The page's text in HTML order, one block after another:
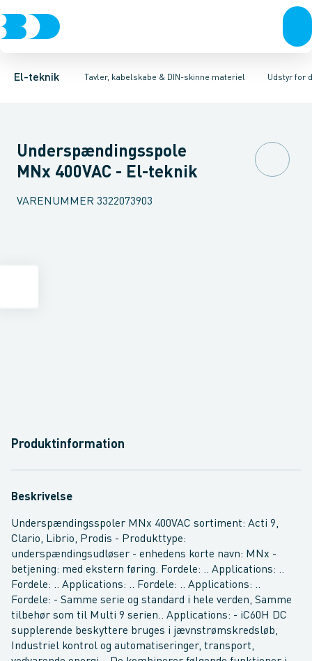
El-teknik Tavler, kabelskabe & DIN-skinne materiel
Afbrydere, stikkontakter & lampeudtagForgreningsmateriel
Udstyr for
Tavler, kapsling og rackskabe Fordelings-/byggepladstavler
InstallationskontaktorKiprelæerRingetransformer
Underspændingsspole
MNx 400VAC - El-teknik
VARENUMMER 3322073903
Produktinformation
Beskrivelse
Underspændingsspoler MNx 400VAC sortiment: Acti 9,
Clario, Librio, Prodis - Produkttype:
underspændingsudløser - enhedens korte navn: MNx -
betjening: med ekstern føring. Fordele: .. Applications: ..
Fordele: .. Applications: .. Fordele: .. Applications: ..
Fordele: - Samme serie og standard i hele verden, Samme
tilbehør som til Multi 9 serien.. Applications: - iC60H DC
supplerende beskyttere bruges i jævnstrømskredsløb,
Industriel kontrol og automatiseringer, transport,